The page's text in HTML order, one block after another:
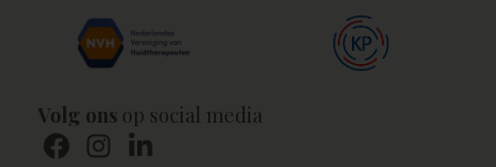
Volg ons op social media